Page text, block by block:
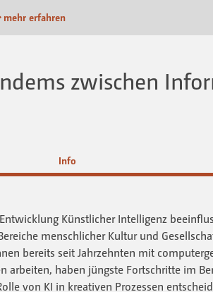
mehr erfahren
zwischen
Info
Künstlicher Intelligenz
menschlicher Kultur und
bereits seit Jahrzehnten mit
arbeiten, haben jüngste Fortschritte im
von KI in kreativen Prozessen